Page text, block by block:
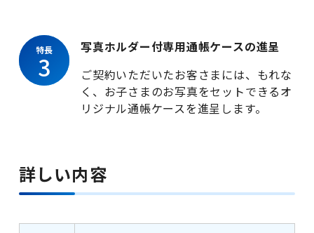
特長
3
写真ホルダー付専用通帳ケースの進呈
ご契約いただいたお客さまには、もれな
く、お子さまのお写真をセットできるオ
リジナル通帳ケースを進呈します。
詳しい内容